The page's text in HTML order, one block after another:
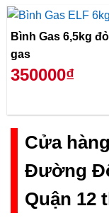
Bình Gas 6,5kg đỏ ELF
gas
350000₫
Cửa
Đường
Quận 12